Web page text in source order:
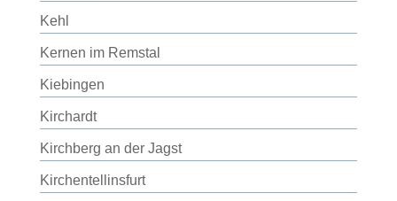
Kehl
Kernen im Remstal
Kiebingen
Kirchardt
Kirchberg an der Jagst
Kirchentellinsfurt